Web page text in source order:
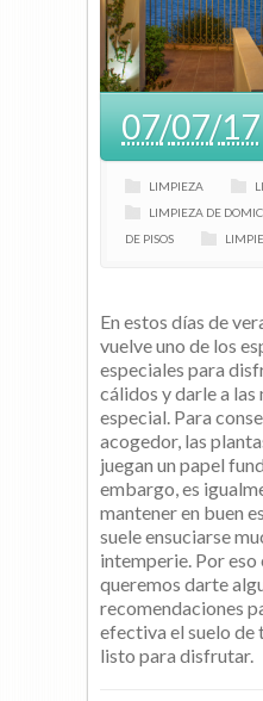
07/07/17
LIMPIEZA
LIMPIEZA DE
DE PISOS
En estos días de
vuelve uno de los
especiales para
cálidos y darle a las
especial. Para
acogedor, las
juegan un papel
embargo, es
mantener en buen
suele ensuciarse
intemperie. Por eso
queremos darte
recomendaciones
efectiva el suelo de
listo para disfrutar.